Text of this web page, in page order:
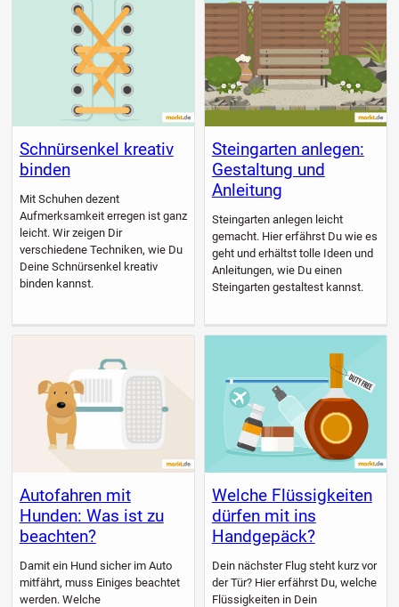
Schnürsenkel kreativ
binden
Mit Schuhen dezent
Aufmerksamkeit erregen ist ganz
leicht. Wir zeigen Dir
verschiedene Techniken, wie Du
Deine Schnürsenkel kreativ
binden kannst.
Steingarten anlegen:
Gestaltung und
Anleitung
Steingarten anlegen leicht
gemacht. Hier erfährst Du wie es
geht und erhältst tolle Ideen und
Anleitungen, wie Du einen
Steingarten gestaltest kannst.
Autofahren mit
Hunden: Was ist zu
beachten?
Damit ein Hund sicher im Auto
mitfährt, muss Einiges beachtet
werden. Welche
Welche Flüssigkeiten
dürfen mit ins
Handgepäck?
Dein nächster Flug steht kurz vor
der Tür? Hier erfährst Du, welche
Flüssigkeiten in Dein